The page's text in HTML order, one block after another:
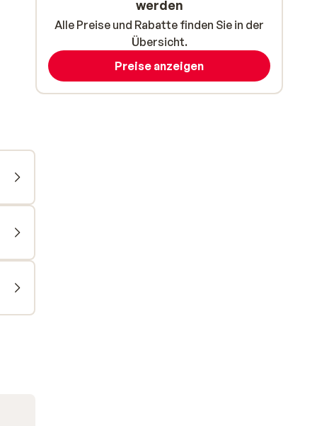
werden
Alle Preise und Rabatte finden Sie in der
Übersicht.
Preise anzeigen